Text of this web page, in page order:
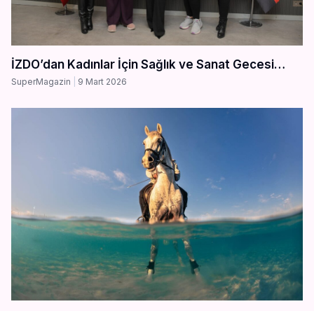
İZDO’dan Kadınlar İçin Sağlık ve Sanat Gecesi…
SuperMagazin 9 Mart 2026